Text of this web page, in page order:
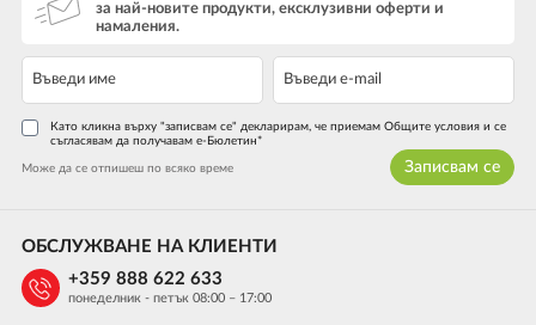
за най-новите продукти, ексклузивни оферти и
намаления.
Като кликна върху "записвам се" декларирам, че приемам Общите условия и се
съгласявам да получавам е-Бюлетин*
Може да се отпишеш по всяко време Записвам се
ОБСЛУЖВАНЕ НА КЛИЕНТИ
+359 888 622 633
понеделник - петък 08:00 – 17:00